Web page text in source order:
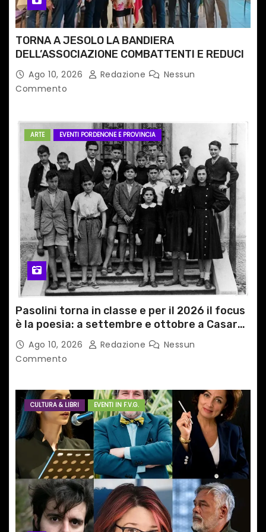
TORNA A JESOLO LA BANDIERA
DELL’ASSOCIAZIONE COMBATTENTI E REDUCI
Ago 10, 2026 Redazione
Nessun
Commento
ARTE EVENTI PORDENONE E PROVINCIA
Pasolini torna in classe e per il 2026 il focus
è la poesia: a settembre e ottobre a Casarsa
(Pn) l’originale percorso per docenti delle
scuole medie e superiori
Ago 10, 2026 Redazione
Nessun
Commento
CULTURA & LIBRI EVENTI IN F.V.G.